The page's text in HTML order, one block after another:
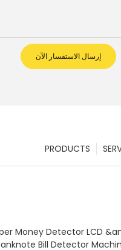
إرسال الاستفسار الآن
PRODUCTS